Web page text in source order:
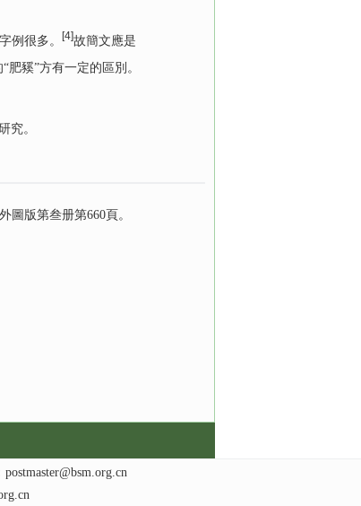
例很多。 [4]故簡文應是
豯”方有一定的區別。
究。
圖版第叁册第660頁。